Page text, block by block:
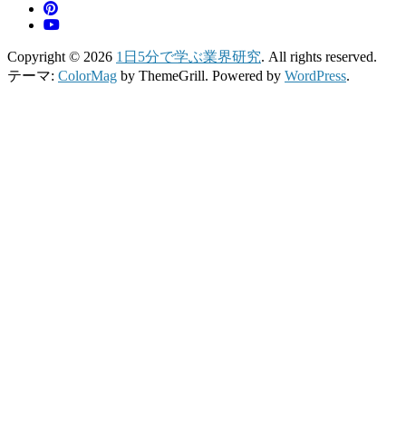
Copyright © 2026 1日5分で学ぶ業界研究. All rights reserved.
テーマ: ColorMag by ThemeGrill. Powered by WordPress.